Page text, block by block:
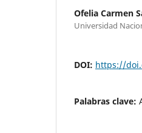
Ofelia Carmen
Universidad
DOI: https://
Palabras clave: